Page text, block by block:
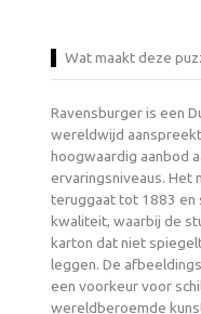
Wat maakt deze
Ravensburger is een
wereldwijd
hoogwaardig aanbod
ervaringsniveaus. Het
teruggaat tot 1883 en
kwaliteit, waarbij de
karton dat niet
leggen. De
een voorkeur voor
wereldberoemde